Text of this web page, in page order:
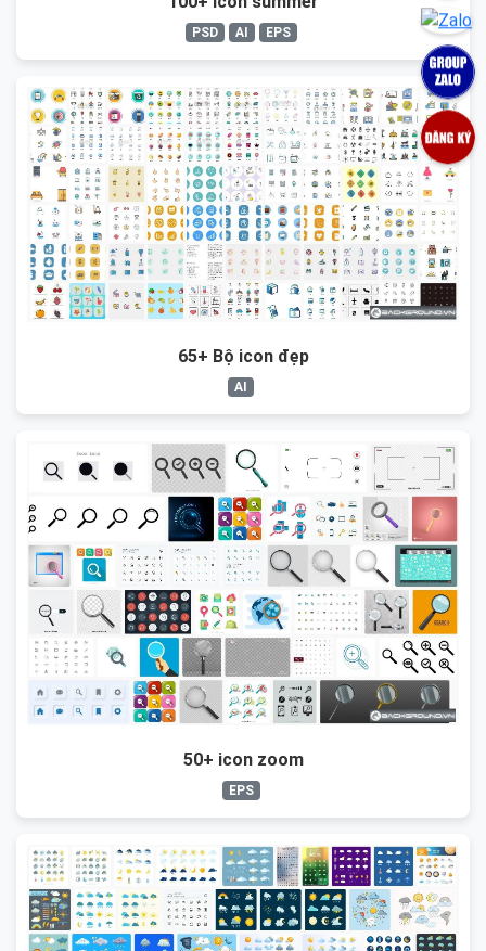
PSD AI EPS
65+ Bộ icon đẹp
AI
50+ icon zoom
EPS